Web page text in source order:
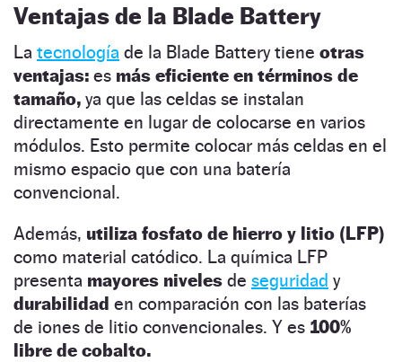
Ventajas de la Blade Battery
La tecnología de la Blade Battery tiene otras
ventajas: es más eficiente en términos de
tamaño, ya que las celdas se instalan
directamente en lugar de colocarse en varios
módulos. Esto permite colocar más celdas en el
mismo espacio que con una batería
convencional.
Además, utiliza fosfato de hierro y litio (LFP)
como material catódico. La química LFP
presenta mayores niveles de seguridad y
durabilidad en comparación con las baterías
de iones de litio convencionales. Y es 100%
libre de cobalto.